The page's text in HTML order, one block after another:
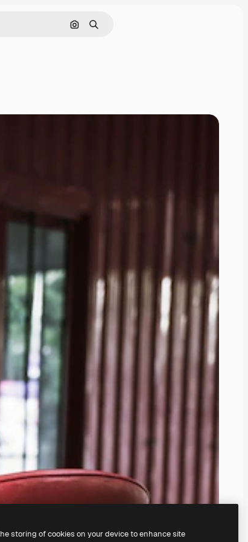
Nach Bild suchen
Suchen
storing of cookies on your device to enhance site